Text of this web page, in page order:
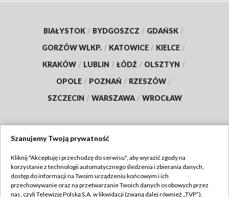
BIAŁYSTOK / BYDGOSZCZ / GDAŃSK /
GORZÓW WLKP. / KATOWICE / KIELCE /
KRAKÓW / LUBLIN / ŁÓDŹ / OLSZTYN /
OPOLE / POZNAŃ / RZESZÓW /
SZCZECIN / WARSZAWA / WROCŁAW
TVP
Abonament TVP
Regulamin TVP
Szanujemy Twoją prywatność
Kliknij "Akceptuję i przechodzę do serwisu", aby wyrazić zgody na
korzystanie z technologii automatycznego śledzenia i zbierania danych,
dostęp do informacji na Twoim urządzeniu końcowym i ich
przechowywanie oraz na przetwarzanie Twoich danych osobowych przez
nas, czyli Telewizję Polską S.A. w likwidacji (zwaną dalej również „TVP”),